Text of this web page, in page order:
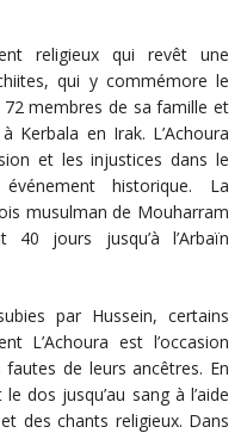
religieux qui revêt une
qui y commémore le
72 membres de sa famille et
Kerbala en Irak. L’Achoura
et les injustices dans le
historique. La
musulman de Mouharram
jours jusqu’à l’Arbaïn
par Hussein, certains
L’Achoura est l’occasion
de leurs ancêtres. En
dos jusqu’au sang à l’aide
des chants religieux. Dans